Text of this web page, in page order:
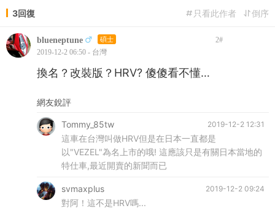
3回復 倒序
只看此作者
blueneptune 碩士 2#
2019-12-2 06:50 - 台灣
換名？改裝版？HRV? 傻傻看不懂…
網友銳評
2019-12-2 12:31
Tommy_85tw
這車在台灣叫做HRV但是在日本一直都是
以"VEZEL"為名上市的哦! 這應該只是有關日本當地的
特仕車,最近開賣的新聞而已
2019-12-2 09:24
svmaxplus
對阿！這不是HRV嗎...